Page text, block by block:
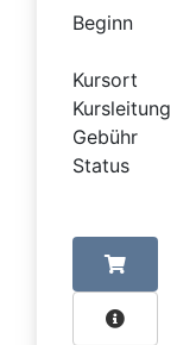
Beginn
Kursort
Kursleitung
Gebühr
Status